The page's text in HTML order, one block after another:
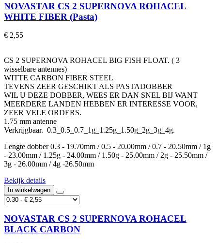
NOVASTAR CS 2 SUPERNOVA ROHACEL
WHITE FIBER (Pasta)
€ 2,55
CS 2 SUPERNOVA ROHACEL BIG FISH FLOAT. ( 3
wisselbare antennes)
WITTE CARBON FIBER STEEL
TEVENS ZEER GESCHIKT ALS PASTADOBBER
WIL U DEZE DOBBER, WEES ER DAN SNEL BIJ WANT
MEERDERE LANDEN HEBBEN ER INTERESSE VOOR,
ZEER VELE ORDERS.
1.75 mm antenne
Verkrijgbaar. 0.3_0.5_0.7_1g_1.25g_1.50g_2g_3g_4g.
Lengte dobber 0.3 - 19.70mm / 0.5 - 20.00mm / 0.7 - 20.50mm / 1g
- 23.00mm / 1.25g - 24.00mm / 1.50g - 25.00mm / 2g - 25.50mm /
3g - 26.00mm / 4g -26.50mm
Bekijk details
In winkelwagen
NOVASTAR CS 2 SUPERNOVA ROHACEL
BLACK CARBON